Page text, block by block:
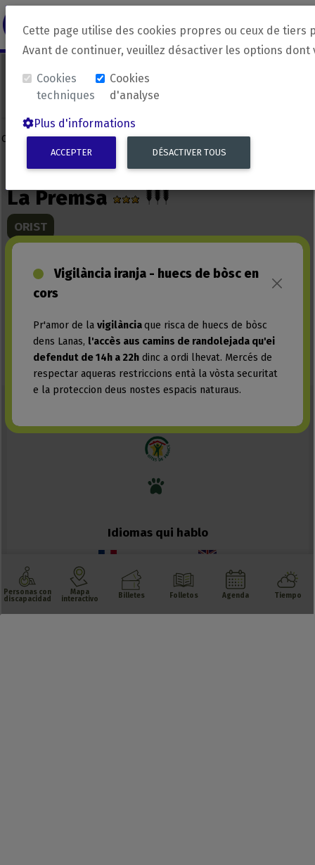
revirada Langue source Langue
Cette page utilise des cookies propres ou ceux de
Avant de continuer, veuillez désactiver les options dont
Cookies
techniques
Cookies
d'analyse
Plus d'informations
ACCEPTER DÉSACTIVER TOUS